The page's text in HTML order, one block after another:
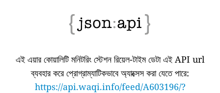
এই এয়ার কোয়ালিটি মনিটরিং স্টেশন রিয়েল-টাইম ডেটা এই API url
ব্যবহার করে প্রোগ্রাম্যাটিকভাবে অ্যাক্সেস করা যেতে পারে:
https://api.waqi.info/feed/A603196/?